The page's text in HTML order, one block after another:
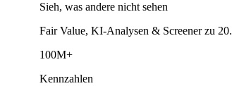
Sieh, was andere nicht sehen
Fair Value, KI-Analysen & Screener zu
100M+
Kennzahlen